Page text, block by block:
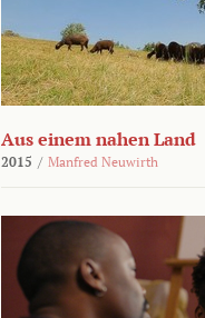
Aus einem nahen Land
2015 / Manfred Neuwirth